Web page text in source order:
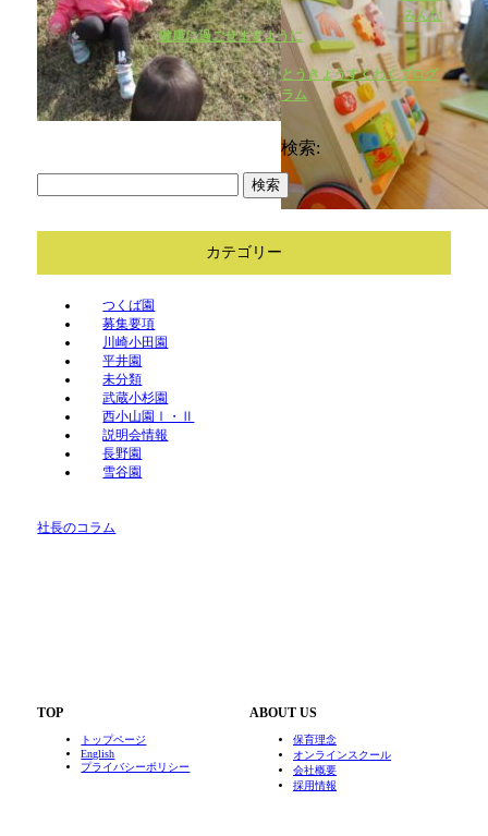
みんな
健康に過ごせますように
とうきょうすくわくプログ
ラム
検索:
カテゴリー
つくば園
募集要項
川崎小田園
平井園
未分類
武蔵小杉園
西小山園Ⅰ・Ⅱ
説明会情報
長野園
雪谷園
社長のコラム
TOP
トップページ
English
プライバシーポリシー
ABOUT US
保育理念
オンラインスクール
会社概要
採用情報